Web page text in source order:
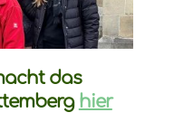
das
hier